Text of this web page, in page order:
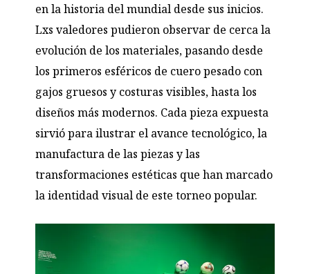
en la historia del mundial desde sus inicios.
Lxs valedores pudieron observar de cerca la
evolución de los materiales, pasando desde
los primeros esféricos de cuero pesado con
gajos gruesos y costuras visibles, hasta los
diseños más modernos. Cada pieza expuesta
sirvió para ilustrar el avance tecnológico, la
manufactura de las piezas y las
transformaciones estéticas que han marcado
la identidad visual de este torneo popular.